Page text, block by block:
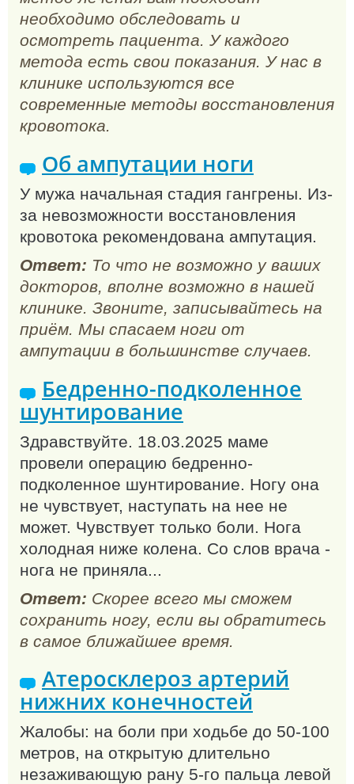
необходимо обследовать и
осмотреть пациента. У каждого
метода есть свои показания. У нас в
клинике используются все
современные методы восстановления
кровотока.
Об ампутации ноги
У мужа начальная стадия гангрены. Из-
за невозможности восстановления
кровотока рекомендована ампутация.
Ответ: То что не возможно у ваших
докторов, вполне возможно в нашей
клинике. Звоните, записывайтесь на
приём. Мы спасаем ноги от
ампутации в большинстве случаев.
Бедренно-подколенное
шунтирование
Здравствуйте. 18.03.2025 маме
провели операцию бедренно-
подколенное шунтирование. Ногу она
не чувствует, наступать на нее не
может. Чувствует только боли. Нога
холодная ниже колена. Со слов врача -
нога не приняла...
Ответ: Скорее всего мы сможем
сохранить ногу, если вы обратитесь
в самое ближайшее время.
Атеросклероз артерий
нижних конечностей
Жалобы: на боли при ходьбе до 50-100
метров, на открытую длительно
незаживающую рану 5-го пальца левой